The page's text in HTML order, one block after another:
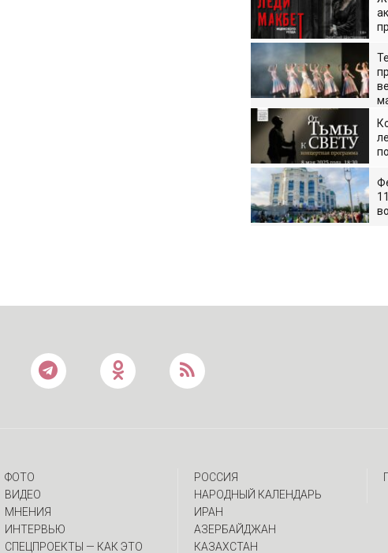
ФОТО
ВИДЕО
МНЕНИЯ
ИНТЕРВЬЮ
CПЕЦПРОЕКТЫ — КАК ЭТО
РОССИЯ
НАРОДНЫЙ КАЛЕНДАРЬ
ИРАН
АЗЕРБАЙДЖАН
КАЗАХСТАН